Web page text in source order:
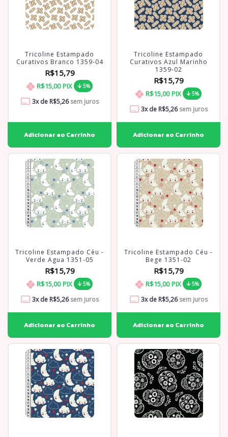
Tricoline Estampado
Curativos Branco 1359-04
R$15,79
R$15,00 PIX 5%
3x de R$5,26sem juros
Tricoline Estampado
Curativos Azul Marinho
1359-02
R$15,79
R$15,00 PIX 5%
3x de R$5,26sem juros
Tricoline Estampado Céu -
Verde Agua 1351-05
R$15,79
R$15,00 PIX 5%
3x de R$5,26sem juros
Tricoline Estampado Céu -
Bege 1351-02
R$15,79
R$15,00 PIX 5%
3x de R$5,26sem juros